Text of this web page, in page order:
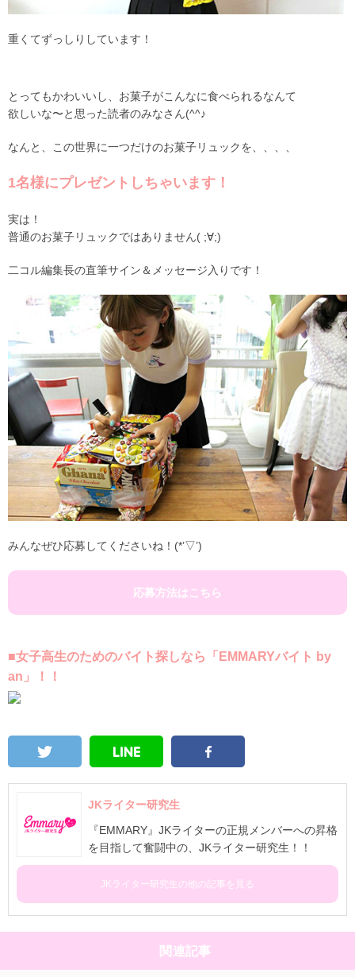
重くてずっしりしています！
とってもかわいいし、お菓子がこんなに食べられるなんて
欲しいな〜と思った読者のみなさん(^^♪
なんと、この世界に一つだけのお菓子リュックを、、、、
1名様にプレゼントしちゃいます！
実は！
普通のお菓子リュックではありません( ;∀;)
二コル編集長の直筆サイン＆メッセージ入りです！
みんなぜひ応募してくださいね！(*’▽’)
応募方法はこちら
■女子高生のためのバイト探しなら「EMMARYバイト by
an」！！
JKライター研究生
『EMMARY』JKライターの正規メンバーへの昇格
を目指して奮闘中の、JKライター研究生！！
JKライター研究生の他の記事を見る
関連記事